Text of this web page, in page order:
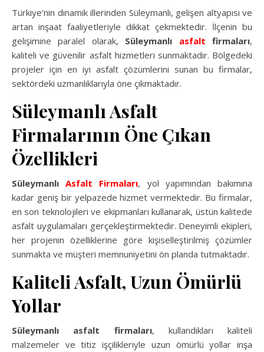
Türkiye’nin dinamik illerinden Süleymanlı, gelişen altyapısı ve
artan inşaat faaliyetleriyle dikkat çekmektedir. İlçenin bu
gelişimine paralel olarak, Süleymanlı asfalt firmaları,
kaliteli ve güvenilir asfalt hizmetleri sunmaktadır. Bölgedeki
projeler için en iyi asfalt çözümlerini sunan bu firmalar,
sektördeki uzmanlıklarıyla öne çıkmaktadır.
Süleymanlı Asfalt
Firmalarının Öne Çıkan
Özellikleri
SüleymanlıAsfalt Firmaları, yol yapımından bakımına
kadar geniş bir yelpazede hizmet vermektedir. Bu firmalar,
en son teknolojileri ve ekipmanları kullanarak, üstün kalitede
asfalt uygulamaları gerçekleştirmektedir. Deneyimli ekipleri,
her projenin özelliklerine göre kişiselleştirilmiş çözümler
sunmakta ve müşteri memnuniyetini ön planda tutmaktadır.
Kaliteli Asfalt, Uzun Ömürlü
Yollar
Süleymanlı asfalt firmaları, kullandıkları kaliteli
malzemeler ve titiz işçilikleriyle uzun ömürlü yollar inşa